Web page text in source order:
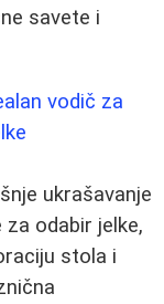
savete i
vodič za
ukrašavanje
odabir jelke,
stola i